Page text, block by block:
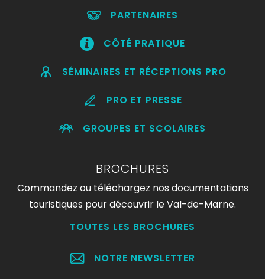
PARTENAIRES
CÔTÉ PRATIQUE
SÉMINAIRES ET RÉCEPTIONS PRO
PRO ET PRESSE
GROUPES ET SCOLAIRES
BROCHURES
Commandez ou téléchargez nos documentations
touristiques pour découvrir le Val-de-Marne.
TOUTES LES BROCHURES
NOTRE NEWSLETTER